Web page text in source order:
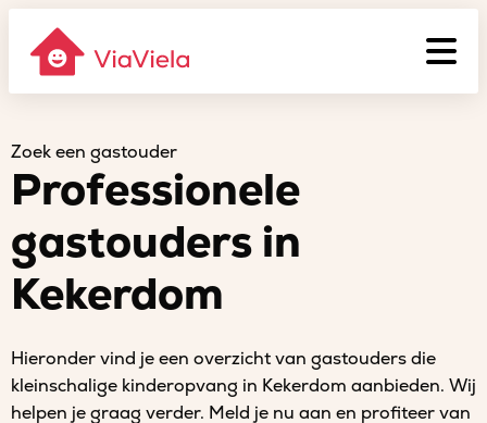
Zoek een gastouder
Professionele
gastouders in
Kekerdom
Hieronder vind je een overzicht van gastouders die
kleinschalige kinderopvang in Kekerdom aanbieden. Wij
helpen je graag verder. Meld je nu aan en profiteer van